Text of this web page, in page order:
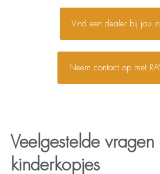
Vind een dealer bij jou
Neem contact op met
Veelgestelde vragen
kinderkopjes